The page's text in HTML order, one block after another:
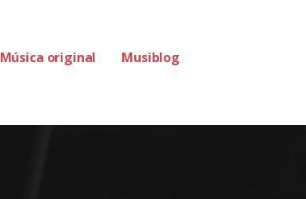
Música original Musiblog